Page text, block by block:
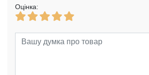
Оцінка: